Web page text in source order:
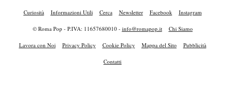
Curiosità Informazioni Utili Cerca Newsletter Facebook Instagram
© Roma Pop - P.IVA: 11657680010 - info@romapop.it Chi Siamo
Lavora con Noi Privacy Policy Cookie Policy Mappa del Sito Pubblicità
Contatti